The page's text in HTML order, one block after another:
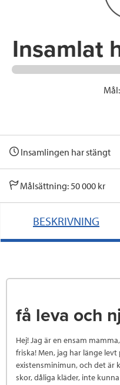
Insamlat
Mål:
Insamlingen har stängt
Målsättning: 50 000 kr
BESKRIVNING
få leva och
Hej! Jag är en ensam
friska! Men, jag har länge
existensminimun, och det är
skor, dåliga kläder, inte